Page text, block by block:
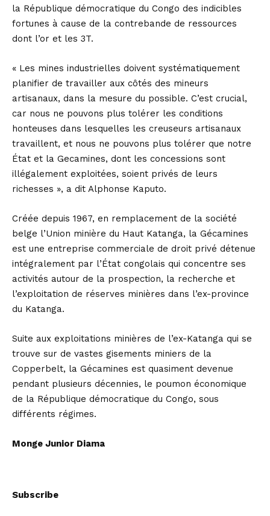
la République démocratique du Congo des indicibles
fortunes à cause de la contrebande de ressources
dont l’or et les 3T.
« Les mines industrielles doivent systématiquement
planifier de travailler aux côtés des mineurs
artisanaux, dans la mesure du possible. C’est crucial,
car nous ne pouvons plus tolérer les conditions
honteuses dans lesquelles les creuseurs artisanaux
travaillent, et nous ne pouvons plus tolérer que notre
État et la Gecamines, dont les concessions sont
illégalement exploitées, soient privés de leurs
richesses », a dit Alphonse Kaputo.
Créée depuis 1967, en remplacement de la société
belge l’Union minière du Haut Katanga, la Gécamines
est une entreprise commerciale de droit privé détenue
intégralement par l’État congolais qui concentre ses
activités autour de la prospection, la recherche et
l’exploitation de réserves minières dans l’ex-province
du Katanga.
Suite aux exploitations minières de l’ex-Katanga qui se
trouve sur de vastes gisements miniers de la
Copperbelt, la Gécamines est quasiment devenue
pendant plusieurs décennies, le poumon économique
de la République démocratique du Congo, sous
différents régimes.
Monge Junior Diama
Subscribe